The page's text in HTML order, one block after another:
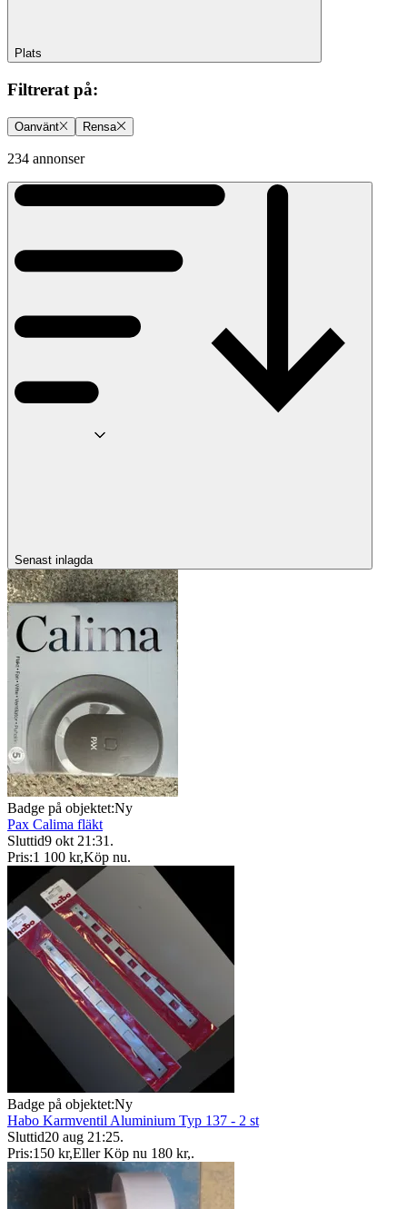
Plats
Filtrerat på:
Oanvänt Rensa
234 annonser
Senast inlagda
Badge på objektet:Ny
Pax Calima fläkt
Sluttid9 okt 21:31 .
Pris:1 100 kr,Köp nu.
Badge på objektet:Ny
Habo Karmventil Aluminium Typ 137 - 2 st
Sluttid20 aug 21:25.
Pris:150 kr,Eller Köp nu 180 kr,.